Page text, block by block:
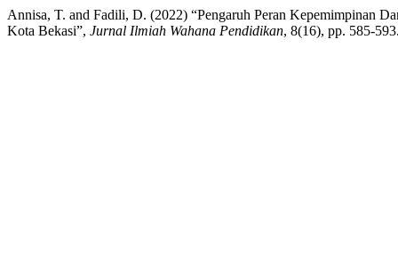
Annisa, T. and Fadili, D. (2022) “Pengaruh Peran Kepemimpinan
Kota Bekasi”, Jurnal Ilmiah Wahana Pendidikan, 8(16), pp. 585-